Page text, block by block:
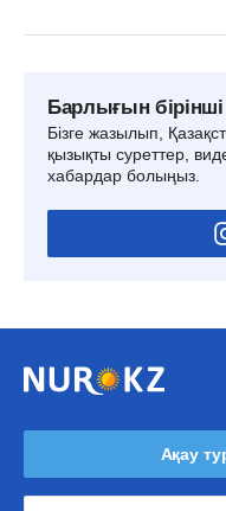
Барлығын
Бізге жазылып,
қызықты суреттер,
хабардар болыңыз.
Ақау